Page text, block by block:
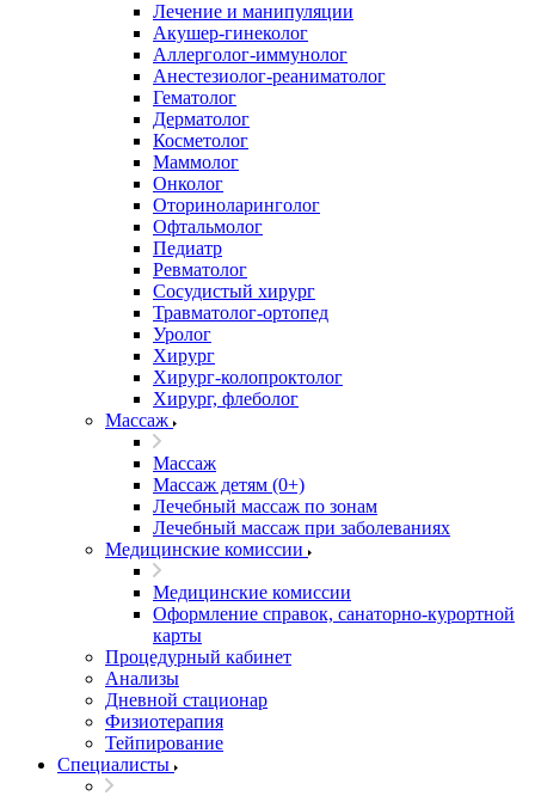
Лечение и манипуляции
Акушер-гинеколог
Аллерголог-иммунолог
Анестезиолог-реаниматолог
Гематолог
Дерматолог
Косметолог
Маммолог
Онколог
Оториноларинголог
Офтальмолог
Педиатр
Ревматолог
Сосудистый хирург
Травматолог-ортопед
Уролог
Хирург
Хирург-колопроктолог
Хирург, флеболог
Массаж
Массаж
Массаж детям (0+)
Лечебный массаж по зонам
Лечебный массаж при заболеваниях
Медицинские комиссии
Медицинские комиссии
Оформление справок, санаторно-курортной
карты
Процедурный кабинет
Анализы
Дневной стационар
Физиотерапия
Тейпирование
Специалисты